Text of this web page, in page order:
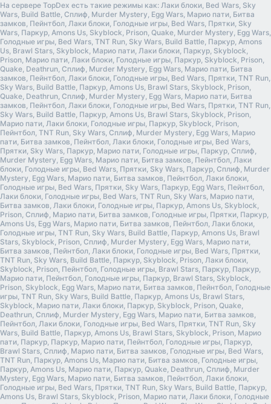
На сервере TopDex есть такие режимы как: Лаки блоки, Bed Wars, Sky
Wars, Build Battle, Сплиф, Murder Mystery, Egg Wars, Марио пати, Битва
замков, Пейнтбол, Лаки блоки, Голодные игры, Bed Wars, Прятки, Sky
Wars, Паркур, Amons Us, Skyblock, Prison, Quake, Murder Mystery, Egg Wars,
Голодные игры, Bed Wars, TNT Run, Sky Wars, Build Battle, Паркур, Amons
Us, Brawl Stars, Skyblock, Марио пати, Лаки блоки, Паркур, Skyblock,
Prison, Марио пати, Лаки блоки, Голодные игры, Паркур, Skyblock, Prison,
Quake, Deathrun, Сплиф, Murder Mystery, Egg Wars, Марио пати, Битва
замков, Пейнтбол, Лаки блоки, Голодные игры, Bed Wars, Прятки, TNT Run,
Sky Wars, Build Battle, Паркур, Amons Us, Brawl Stars, Skyblock, Prison,
Quake, Deathrun, Сплиф, Murder Mystery, Egg Wars, Марио пати, Битва
замков, Пейнтбол, Лаки блоки, Голодные игры, Bed Wars, Прятки, TNT Run,
Sky Wars, Build Battle, Паркур, Amons Us, Brawl Stars, Skyblock, Prison,
Марио пати, Лаки блоки, Голодные игры, Паркур, Skyblock, Prison,
Пейнтбол, TNT Run, Sky Wars, Сплиф, Murder Mystery, Egg Wars, Марио
пати, Битва замков, Пейнтбол, Лаки блоки, Голодные игры, Bed Wars,
Прятки, Sky Wars, Паркур, Марио пати, Голодные игры, Паркур, Сплиф,
Murder Mystery, Egg Wars, Марио пати, Битва замков, Пейнтбол, Лаки
блоки, Голодные игры, Bed Wars, Прятки, Sky Wars, Паркур, Сплиф, Murder
Mystery, Egg Wars, Марио пати, Битва замков, Пейнтбол, Лаки блоки,
Голодные игры, Bed Wars, Прятки, Sky Wars, Паркур, Egg Wars, Пейнтбол,
Лаки блоки, Голодные игры, Bed Wars, TNT Run, Sky Wars, Марио пати,
Битва замков, Лаки блоки, Голодные игры, Паркур, Amons Us, Skyblock,
Prison, Сплиф, Марио пати, Битва замков, Голодные игры, Прятки, Паркур,
Amons Us, Egg Wars, Марио пати, Битва замков, Пейнтбол, Лаки блоки,
Голодные игры, TNT Run, Sky Wars, Build Battle, Паркур, Amons Us, Brawl
Stars, Skyblock, Prison, Сплиф, Murder Mystery, Egg Wars, Марио пати,
Битва замков, Пейнтбол, Лаки блоки, Голодные игры, Bed Wars, Прятки,
TNT Run, Sky Wars, Build Battle, Паркур, Skyblock, Prison, Лаки блоки,
Skyblock, Prison, Пейнтбол, Голодные игры, Brawl Stars, Паркур, Паркур,
Марио пати, Пейнтбол, Голодные игры, Паркур, Brawl Stars, Skyblock,
Prison, Skyblock, Egg Wars, Марио пати, Битва замков, Пейнтбол, Голодные
игры, TNT Run, Sky Wars, Build Battle, Паркур, Amons Us, Brawl Stars,
Skyblock, Марио пати, Лаки блоки, Паркур, Skyblock, Prison, Quake,
Deathrun, Сплиф, Murder Mystery, Egg Wars, Марио пати, Битва замков,
Пейнтбол, Лаки блоки, Голодные игры, Bed Wars, Прятки, TNT Run, Sky
Wars, Build Battle, Паркур, Amons Us, Brawl Stars, Skyblock, Prison, Марио
пати, Паркур, Паркур, Марио пати, Пейнтбол, Голодные игры, Паркур,
Brawl Stars, Сплиф, Марио пати, Битва замков, Голодные игры, Bed Wars,
TNT Run, Паркур, Amons Us, Марио пати, Битва замков, Голодные игры,
Паркур, Amons Us, Марио пати, Паркур, Quake, Deathrun, Сплиф, Murder
Mystery, Egg Wars, Марио пати, Битва замков, Пейнтбол, Лаки блоки,
Голодные игры, Bed Wars, Прятки, TNT Run, Sky Wars, Build Battle, Паркур,
Amons Us, Brawl Stars, Skyblock, Prison, Марио пати, Лаки блоки, Голодные